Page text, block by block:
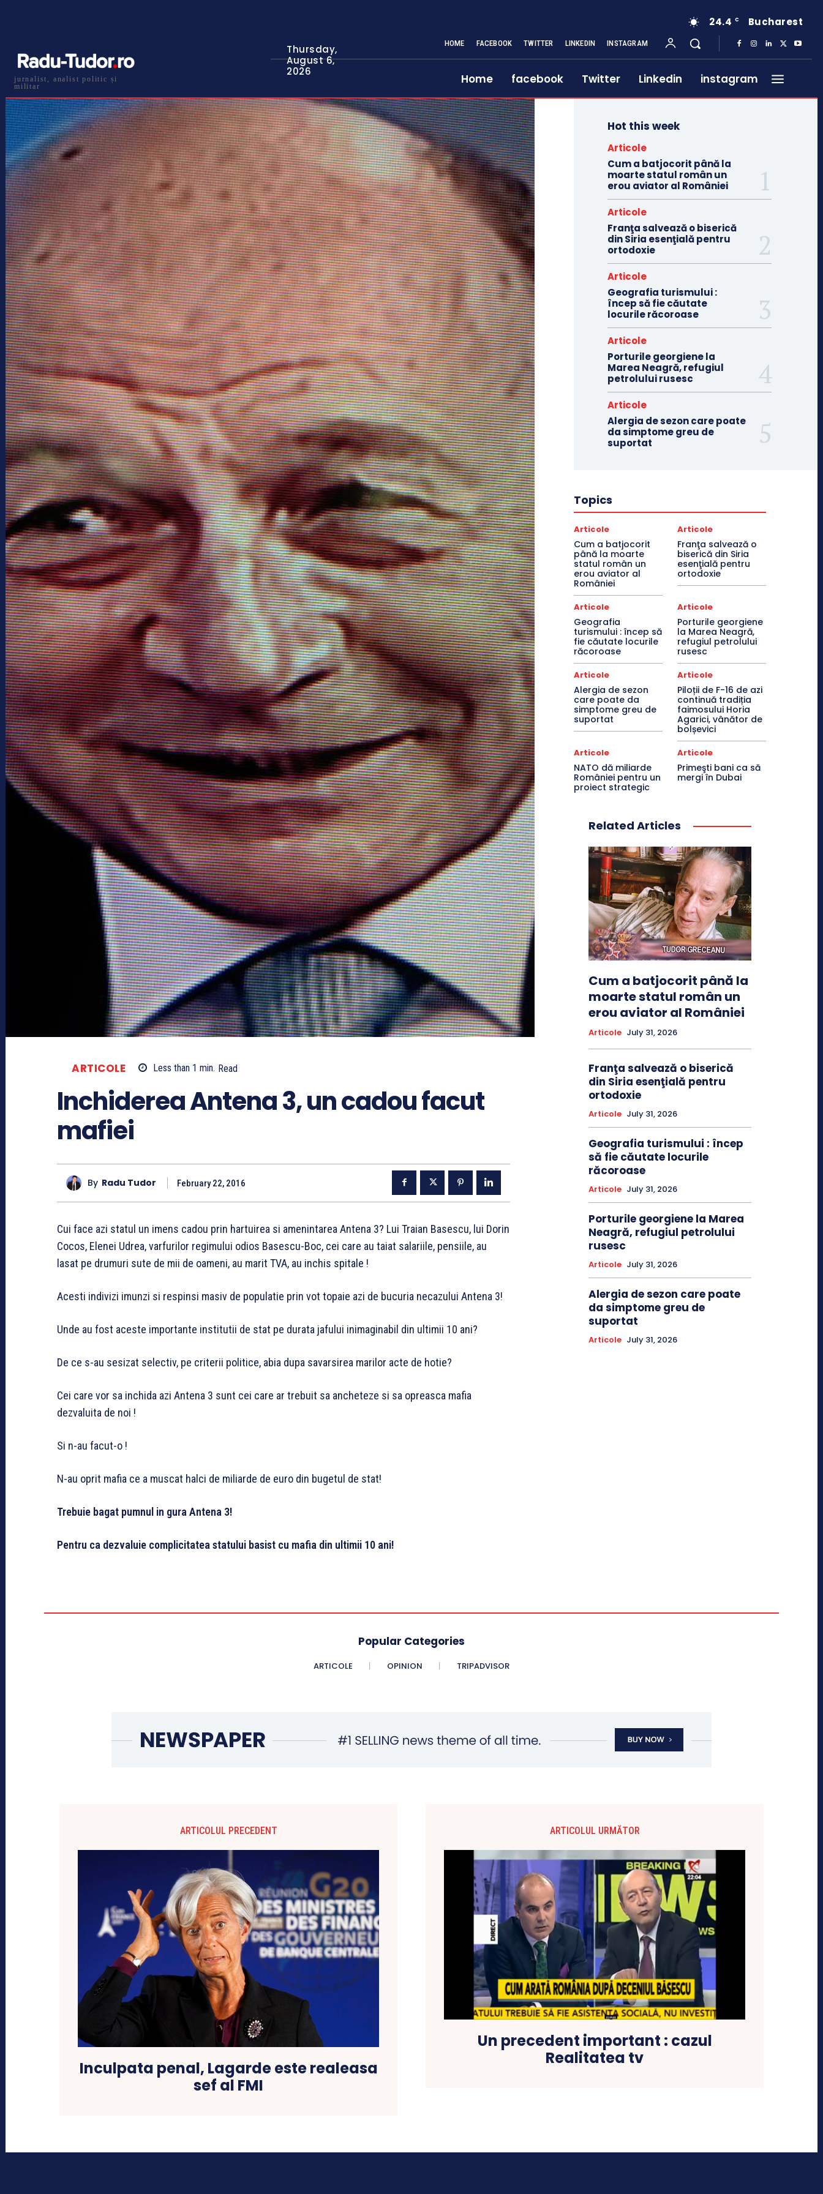
jurnalist, analist politic și
militar
Thursday,
August 6,
2026
24.4 C Bucharest
HOME FACEBOOK TWITTER LINKEDIN INSTAGRAM
Home facebook Twitter Linkedin instagram
ARTICOLE Less than 1 min. Read
Inchiderea Antena 3, un cadou facut
mafiei
By Radu Tudor February 22, 2016
Cui face azi statul un imens cadou prin hartuirea si amenintarea Antena 3? Lui Traian Basescu, lui Dorin
Cocos, Elenei Udrea, varfurilor regimului odios Basescu-Boc, cei care au taiat salariile, pensiile, au
lasat pe drumuri sute de mii de oameni, au marit TVA, au inchis spitale !
Acesti indivizi imunzi si respinsi masiv de populatie prin vot topaie azi de bucuria necazului Antena 3!
Unde au fost aceste importante institutii de stat pe durata jafului inimaginabil din ultimii 10 ani?
De ce s-au sesizat selectiv, pe criterii politice, abia dupa savarsirea marilor acte de hotie?
Cei care vor sa inchida azi Antena 3 sunt cei care ar trebuit sa ancheteze si sa opreasca mafia
dezvaluita de noi !
Si n-au facut-o !
N-au oprit mafia ce a muscat halci de miliarde de euro din bugetul de stat!
Trebuie bagat pumnul in gura Antena 3!
Pentru ca dezvaluie complicitatea statului basist cu mafia din ultimii 10 ani!
Hot this week
Articole
Cum a batjocorit până la
moarte statul român un
erou aviator al României
Articole
Franţa salvează o biserică
din Siria esenţială pentru
ortodoxie
Articole
Geografia turismului :
încep să fie căutate
locurile răcoroase
Articole
Porturile georgiene la
Marea Neagră, refugiul
petrolului rusesc
Articole
Alergia de sezon care poate
da simptome greu de
suportat
Topics
Articole
Cum a batjocorit
până la moarte
statul român un
erou aviator al
României
Articole
Franţa salvează o
biserică din Siria
esenţială pentru
ortodoxie
Articole
Geografia
turismului : încep să
fie căutate locurile
răcoroase
Articole
Porturile georgiene
la Marea Neagră,
refugiul petrolului
rusesc
Articole
Alergia de sezon
care poate da
simptome greu de
suportat
Articole
Piloții de F-16 de azi
continuă tradiția
faimosului Horia
Agarici, vânător de
bolșevici
Articole
NATO dă miliarde
României pentru un
proiect strategic
Articole
Primeşti bani ca să
mergi în Dubai
Related Articles
Cum a batjocorit până la
moarte statul român un
erou aviator al României
Articole July 31, 2026
Franţa salvează o biserică
din Siria esenţială pentru
ortodoxie
Articole July 31, 2026
Geografia turismului : încep
să fie căutate locurile
răcoroase
Articole July 31, 2026
Porturile georgiene la Marea
Neagră, refugiul petrolului
rusesc
Articole July 31, 2026
Alergia de sezon care poate
da simptome greu de
suportat
Articole July 31, 2026
Popular Categories
ARTICOLE OPINION TRIPADVISOR
ARTICOLUL PRECEDENT
Inculpata penal, Lagarde este realeasa
sef al FMI
ARTICOLUL URMĂTOR
Un precedent important : cazul
Realitatea tv